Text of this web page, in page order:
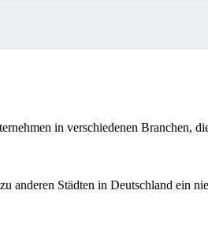
in verschiedenen Branchen,
anderen Städten in Deutschland ein